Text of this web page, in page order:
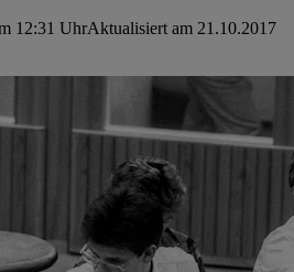
12:31 UhrAktualisiert am 21.10.2017